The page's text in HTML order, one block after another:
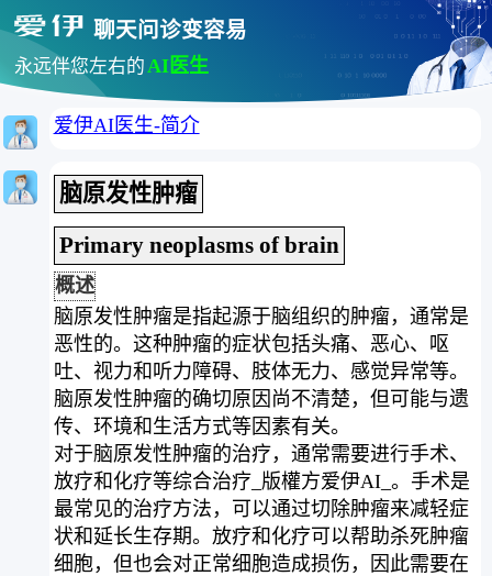
聊天问诊变容易
永远伴您左右的AI医生
爱伊AI医生-简介
脑原发性肿瘤
Primary neoplasms of brain
概述
脑原发性肿瘤是指起源于脑组织的肿瘤，通常是
恶性的。这种肿瘤的症状包括头痛、恶心、呕
吐、视力和听力障碍、肢体无力、感觉异常等。
脑原发性肿瘤的确切原因尚不清楚，但可能与遗
传、环境和生活方式等因素有关。
对于脑原发性肿瘤的治疗，通常需要进行手术、
放疗和化疗等综合治疗_版權方爱伊AI_。手术是
最常见的治疗方法，可以通过切除肿瘤来减轻症
状和延长生存期。放疗和化疗可以帮助杀死肿瘤
细胞，但也会对正常细胞造成损伤，因此需要在